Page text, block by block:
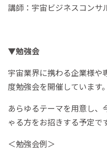
講師：宇宙ビジネスコンサ
▼勉強会
宇宙業界に携わる企業様や
度勉強会を開催しています。
あらゆるテーマを用意し、
ゃる方をお招きする予定で
＜勉強会例＞